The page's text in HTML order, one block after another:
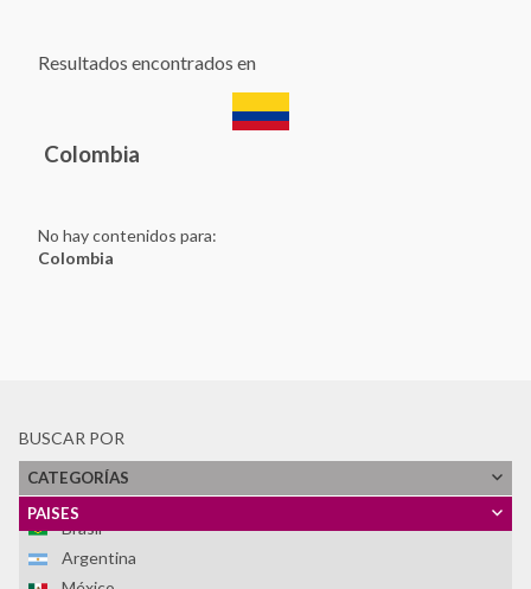
Resultados encontrados en
Colombia
No hay contenidos para:
Colombia
BUSCAR POR
CATEGORÍAS
PAISES
Ver Todos
Honduras
Brasil
Argentina